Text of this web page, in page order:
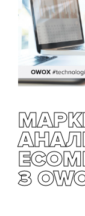
цінність по
який
статистичну
довірчими
бачення
в Овокс дуже
звіти, а
З